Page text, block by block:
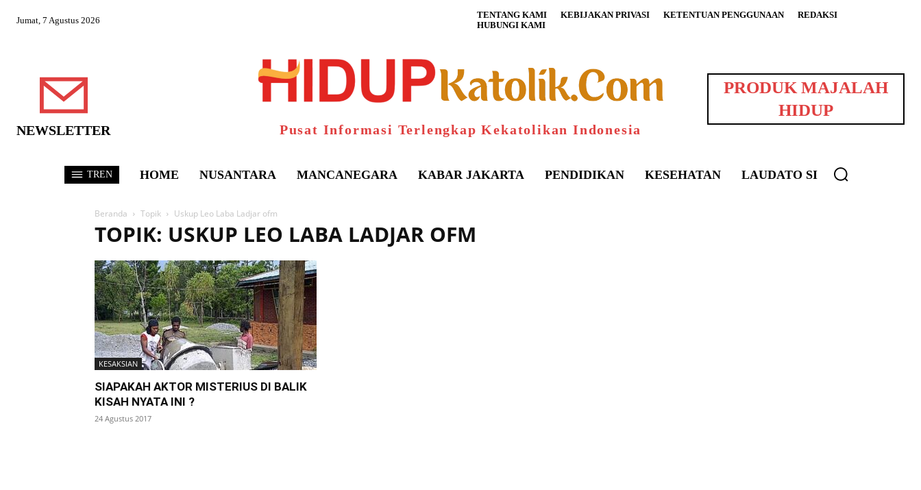
Jumat, 7 Agustus 2026 TENTANG KAMI KEBIJAKAN PRIVASI KETENTUAN PENGGUNAAN
REDAKSI
HUBUNGI KAMI
NEWSLETTER Pusat Informasi Terlengkap Kekatolikan Indonesia
PRODUK MAJALAH
HIDUP
TREN HOME NUSANTARA MANCANEGARA KABAR JAKARTA PENDIDIKAN KESEHATAN LAUDATO SI
Beranda Topik Uskup Leo Laba Ladjar ofm
TOPIK: USKUP LEO LABA LADJAR OFM
KESAKSIAN
SIAPAKAH AKTOR MISTERIUS DI BALIK
KISAH NYATA INI ?
24 Agustus 2017